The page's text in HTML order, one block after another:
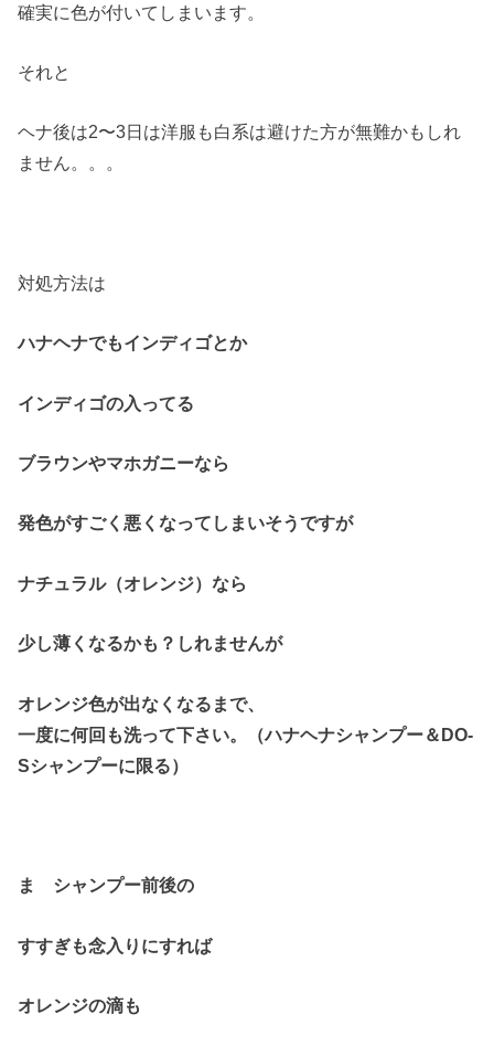
確実に色が付いてしまいます。
それと
ヘナ後は2〜3日は洋服も白系は避けた方が無難かもしれ
ません。。。
対処方法は
ハナヘナでもインディゴとか
インディゴの入ってる
ブラウンやマホガニーなら
発色がすごく悪くなってしまいそうですが
ナチュラル（オレンジ）なら
少し薄くなるかも？しれませんが
オレンジ色が出なくなるまで、
一度に何回も洗って下さい。（ハナヘナシャンプー＆DO-
Sシャンプーに限る）
ま シャンプー前後の
すすぎも念入りにすれば
オレンジの滴も